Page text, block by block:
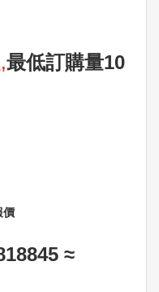
,最低訂購量10
價
≈